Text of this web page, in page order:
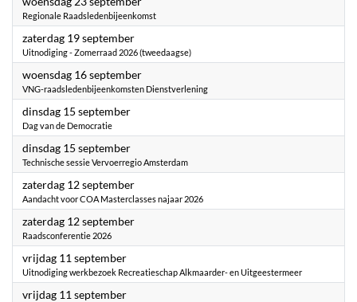
Regionale Raadsledenbijeenkomst
zaterdag 19 september2026
Uitnodiging - Zomerraad 2026 (tweedaagse)
woensdag 16 september2026
VNG-raadsledenbijeenkomsten Dienstverlening
dinsdag 15 september2026
Dag van de Democratie
dinsdag 15 september2026
Technische sessie Vervoerregio Amsterdam
zaterdag 12 september2026
Aandacht voor COA Masterclasses najaar 2026
zaterdag 12 september2026
Raadsconferentie 2026
vrijdag 11 september2026
Uitnodiging werkbezoek Recreatieschap Alkmaarder- en Uitgeestermeer
vrijdag 11 september2026